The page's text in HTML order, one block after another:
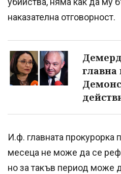
наказателна отговорност.
главна
И.ф. главната прокурорка
месеца не може да се
но за такъв период може